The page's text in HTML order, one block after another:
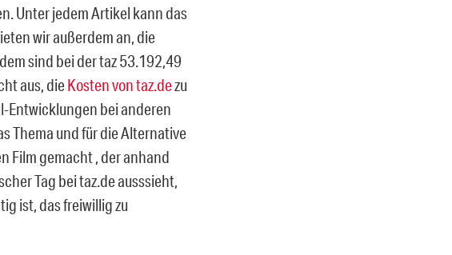
Unter jedem Artikel kann das
wir außerdem an, die
sind bei der taz 53.192,49
aus, dieKosten von taz.dezu
Entwicklungen bei anderen
Thema und für die Alternative
Film gemacht , der anhand
Tag bei taz.de ausssieht,
ist, das freiwillig zu